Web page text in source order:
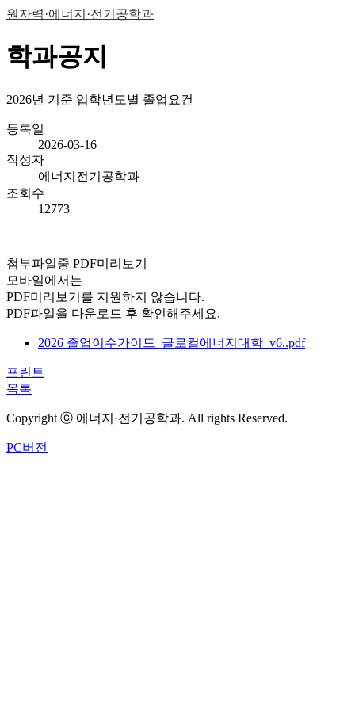
원자력·에너지·전기공학과
학과공지
2026년 기준 입학년도별 졸업요건
등록일
2026-03-16
작성자
에너지전기공학과
조회수
12773
첨부파일중 PDF미리보기
모바일에서는
PDF미리보기를 지원하지 않습니다.
PDF파일을 다운로드 후 확인해주세요.
2026 졸업이수가이드_글로컬에너지대학_v6..pdf
프린트
목록
Copyright ⓒ 에너지·전기공학과. All rights Reserved.
PC버전